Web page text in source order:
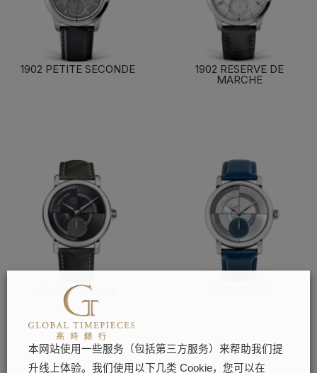
1902 PETITE SECONDE
1902 RESERVE DE
MARCHE
Geometry Black
了解更多
本网站使用一些服务（包括第三方服务）来帮助我们提
升线上体验。我们使用以下几类 Cookie，您可以在